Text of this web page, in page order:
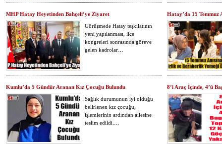
MHP Hatay Heyetinden Bahçeli’ye Ziyaret
Görüşmede Hatay teşkilatının
yeni yapılanması, ilçe
kongreleri sonrasında göreve
gelen kadrolar…
Hatay’da 15 Temmuz
Kumlu’da 5 Gündür Aranan Kız Çocuğu Bulundu
Sağlık durumunun iyi olduğu
belirlenen kız çocuğu,
işlemlerinin ardından ailesine
teslim edildi.…
8’i Araç İçinde, 4’ü